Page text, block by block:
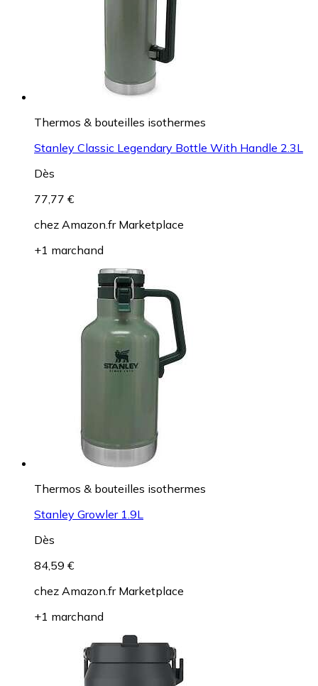
Thermos & bouteilles isothermes
Stanley Classic Legendary Bottle With Handle 2.3L
Dès
77,77 €
chez Amazon.fr Marketplace
+1 marchand
Thermos & bouteilles isothermes
Stanley Growler 1.9L
Dès
84,59 €
chez Amazon.fr Marketplace
+1 marchand